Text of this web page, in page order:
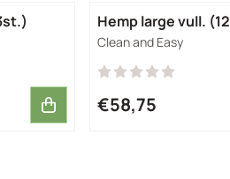
Hemp large vull.
Merk:
Clean and Easy
Prijs: 58,75
€58,75